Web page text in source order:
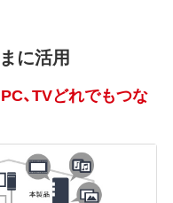
に活用
、TVどれでもつな